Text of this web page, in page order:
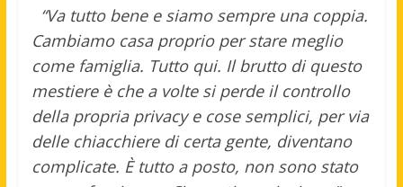
“Va tutto bene e siamo sempre una coppia.
Cambiamo casa proprio per stare meglio
come famiglia. Tutto qui. Il brutto di questo
mestiere è che a volte si perde il controllo
della propria privacy e cose semplici, per via
delle chiacchiere di certa gente, diventano
complicate. È tutto a posto, non sono stato